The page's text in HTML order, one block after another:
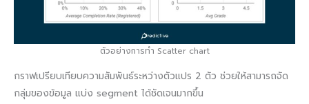
ตัวอย่างการทำ Scatter chart
กราฟเปรียบเทียบความสัมพันธ์ระหว่างตัวแปร 2 ตัว ช่วยให้สามารถจัด
กลุ่มของข้อมูล แบ่ง segment ได้ชัดเจนมากขึ้น